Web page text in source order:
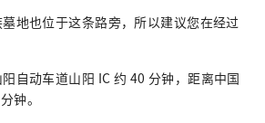
地也位于这条路旁，所以建议您在经过
自动车道山阳 IC 约 40 分钟，距离中国
钟。